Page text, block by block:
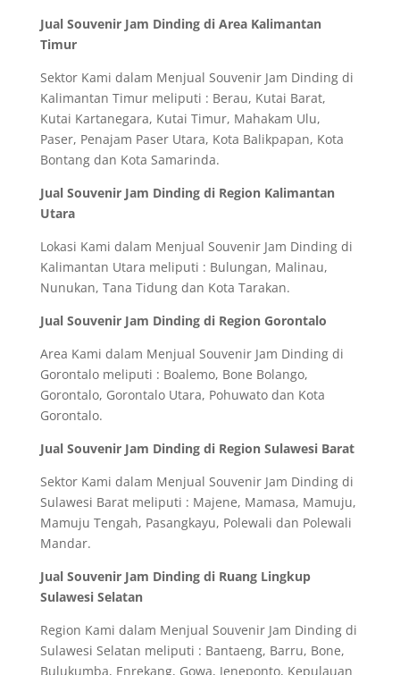
Jual Souvenir Jam Dinding di Area Kalimantan
Timur
Sektor Kami dalam Menjual Souvenir Jam Dinding di
Kalimantan Timur meliputi : Berau, Kutai Barat,
Kutai Kartanegara, Kutai Timur, Mahakam Ulu,
Paser, Penajam Paser Utara, Kota Balikpapan, Kota
Bontang dan Kota Samarinda.
Jual Souvenir Jam Dinding di Region Kalimantan
Utara
Lokasi Kami dalam Menjual Souvenir Jam Dinding di
Kalimantan Utara meliputi : Bulungan, Malinau,
Nunukan, Tana Tidung dan Kota Tarakan.
Jual Souvenir Jam Dinding di Region Gorontalo
Area Kami dalam Menjual Souvenir Jam Dinding di
Gorontalo meliputi : Boalemo, Bone Bolango,
Gorontalo, Gorontalo Utara, Pohuwato dan Kota
Gorontalo.
Jual Souvenir Jam Dinding di Region Sulawesi Barat
Sektor Kami dalam Menjual Souvenir Jam Dinding di
Sulawesi Barat meliputi : Majene, Mamasa, Mamuju,
Mamuju Tengah, Pasangkayu, Polewali dan Polewali
Mandar.
Jual Souvenir Jam Dinding di Ruang Lingkup
Sulawesi Selatan
Region Kami dalam Menjual Souvenir Jam Dinding di
Sulawesi Selatan meliputi : Bantaeng, Barru, Bone,
Bulukumba, Enrekang, Gowa, Jeneponto, Kepulauan